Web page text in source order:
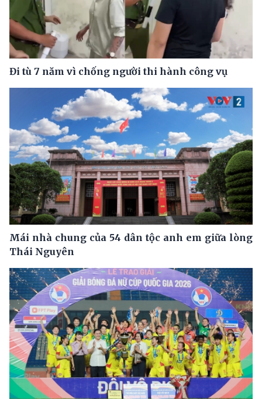
Đi tù 7 năm vì chống người thi hành công vụ
Mái nhà chung của 54 dân tộc anh em giữa lòng
Thái Nguyên